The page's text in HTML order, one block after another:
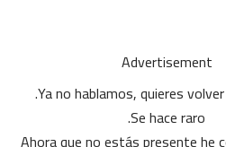
Advertisement
Ya no hablamos, quieres
Se hace raro.
Ahora que no estás presente he